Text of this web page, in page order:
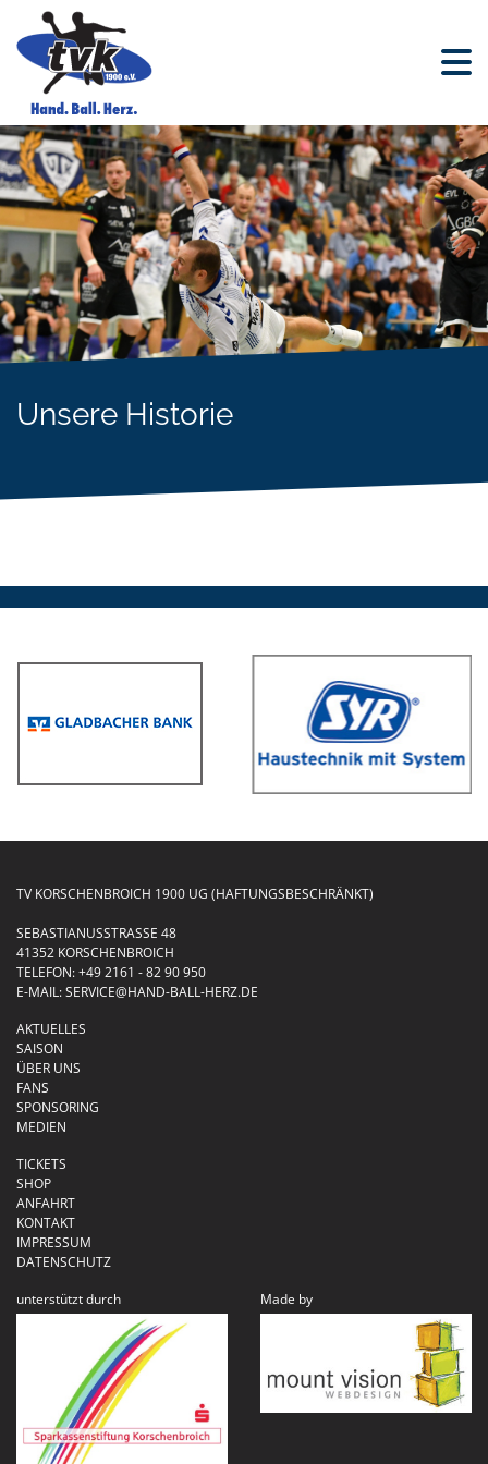
Unsere Historie
TV KORSCHENBROICH 1900 UG (HAFTUNGSBESCHRÄNKT)
SEBASTIANUSSTRASSE 48
41352 KORSCHENBROICH
TELEFON:+49 2161 - 82 90 950
E-MAIL:SERVICE@HAND-BALL-HERZ.DE
AKTUELLES
SAISON
ÜBER UNS
FANS
SPONSORING
MEDIEN
TICKETS
SHOP
ANFAHRT
KONTAKT
IMPRESSUM
DATENSCHUTZ
unterstützt durch
Made by